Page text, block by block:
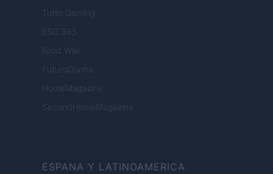
Tutto Gaming
ESG 365
Food Wiki
FuturoDonna
HomeMagazine
SecondHomeMagazine
ESPANA Y LATINOAMERICA